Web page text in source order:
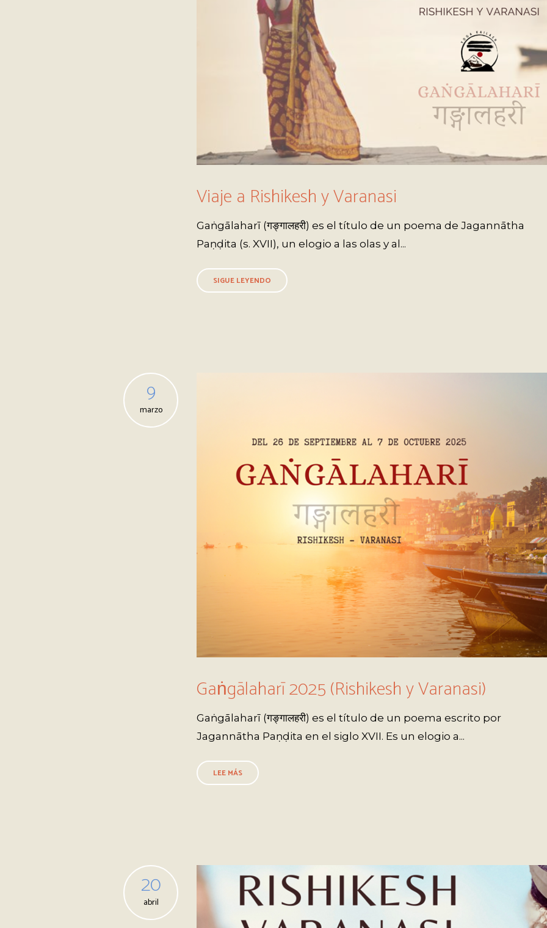
Viaje a Rishikesh y Varanasi
Gaṅgālaharī (गङ्गालहरी) es el título de un poema de Jagannātha
Paṇḍita (s. XVII), un elogio a las olas y al...
SIGUE LEYENDO
9
marzo
Gaṅgālaharī 2025 (Rishikesh y Varanasi)
Gaṅgālaharī (गङ्गालहरी) es el título de un poema escrito por
Jagannātha Paṇḍita en el siglo XVII. Es un elogio a...
LEE MÁS
20
abril